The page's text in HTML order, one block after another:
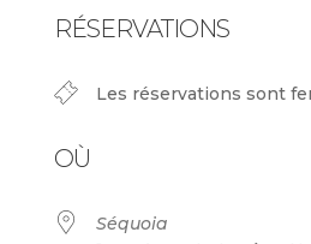
RÉSERVATIONS
Les réservations sont
OÙ
Séquoia